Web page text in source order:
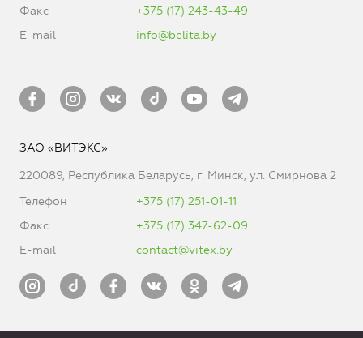
Факс
+375 (17) 243-43-49
E-mail
info@belita.by
ЗАО «ВИТЭКС»
220089, Республика Беларусь, г. Минск, ул. Смирнова 2
Телефон
+375 (17) 251-01-11
Факс
+375 (17) 347-62-09
E-mail
contact@vitex.by